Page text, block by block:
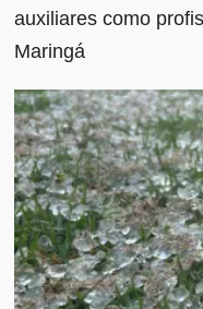
auxiliares como
Maringá